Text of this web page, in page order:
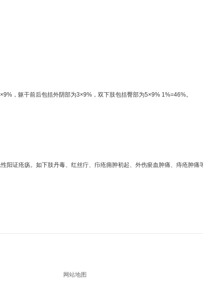
，躯干前后包括外阴部为3×9%，双下肢包括臀部为5×9% 1%=46%。
证疮疡。如下肢丹毒、红丝疔、疖疮痈肿初起、外伤瘀血肿痛、痔疮肿痛
网站地图